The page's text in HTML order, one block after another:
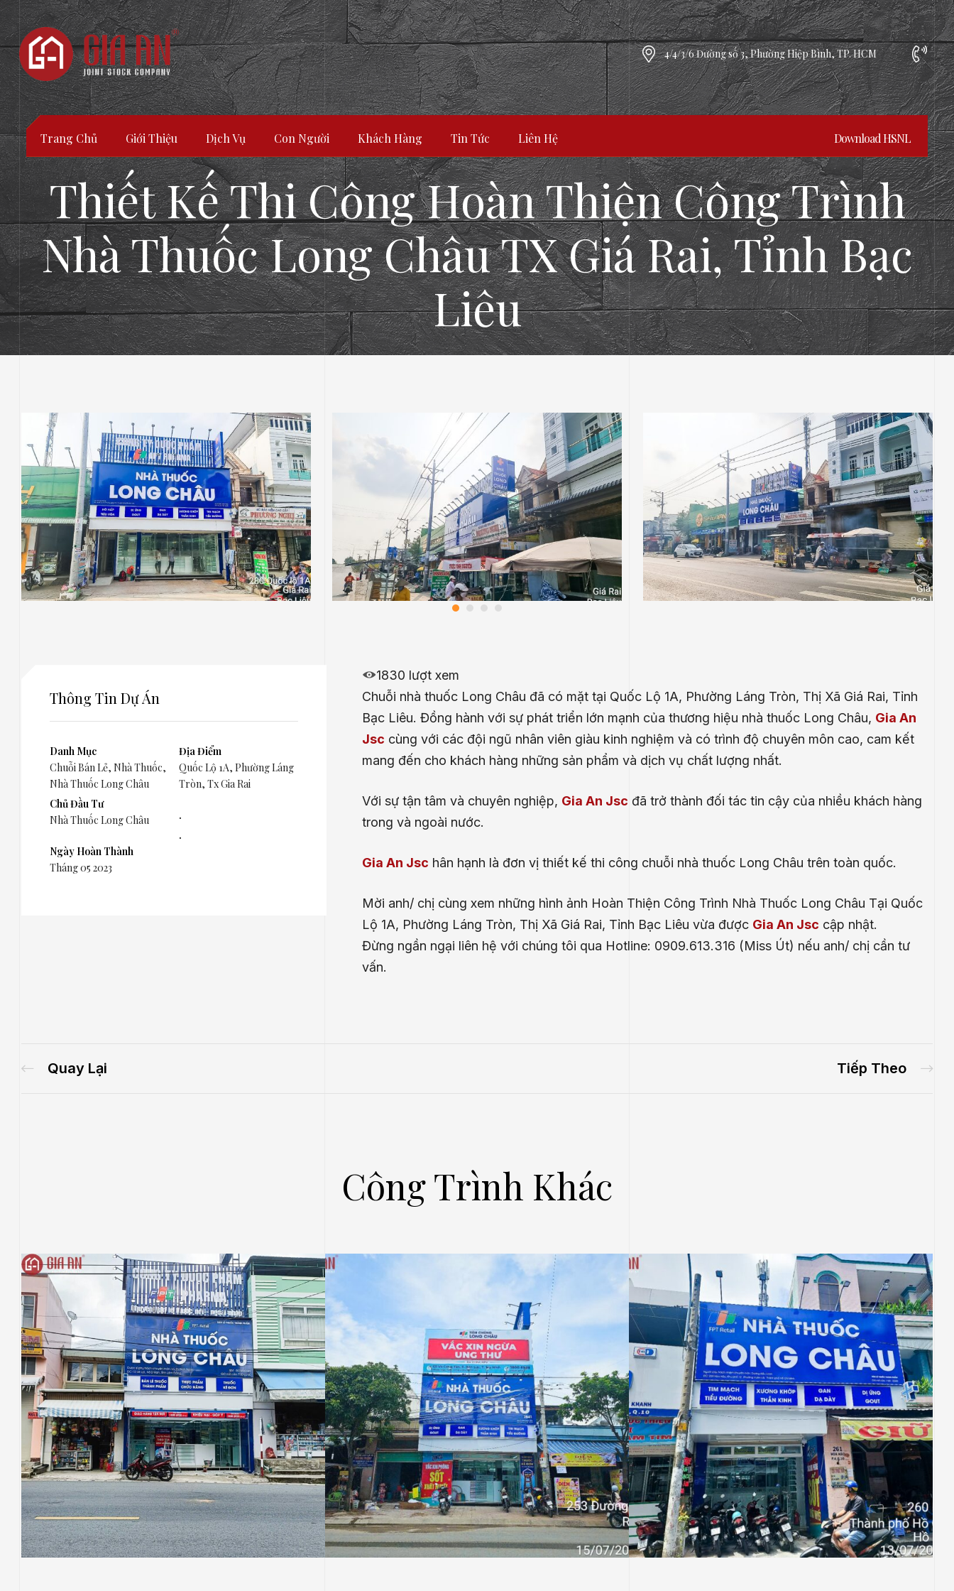
4/4/3/6 Đường số 3, Phường Hiệp Bình, TP. HCM
Trang Chủ Giới Thiệu Dịch Vụ Con Người Khách Hàng Tin Tức Liên Hệ Download HSNL
Thiết Kế Thi Công Hoàn Thiện Công Trình
Nhà Thuốc Long Châu TX Giá Rai, Tỉnh Bạc
Liêu
Thông Tin Dự Án
Danh Mục
Chuỗi Bán Lẻ, Nhà Thuốc,
Nhà Thuốc Long Châu
Chủ Đầu Tư
Nhà Thuốc Long Châu
Ngày Hoàn Thành
Tháng 05 2023
Địa Điểm
Quốc Lộ 1A, Phường Láng
Tròn, Tx Gia Rai
.
.
1830 lượt xem
Chuỗi nhà thuốc Long Châu đã có mặt tại Quốc Lộ 1A, Phường Láng Tròn, Thị Xã Giá Rai, Tỉnh
Bạc Liêu. Đồng hành với sự phát triển lớn mạnh của thương hiệu nhà thuốc Long Châu, Gia An
Jsc cùng với các đội ngũ nhân viên giàu kinh nghiệm và có trình độ chuyên môn cao, cam kết
mang đến cho khách hàng những sản phẩm và dịch vụ chất lượng nhất.
Với sự tận tâm và chuyên nghiệp, Gia An Jsc đã trở thành đối tác tin cậy của nhiều khách hàng
trong và ngoài nước.
Gia An Jsc hân hạnh là đơn vị thiết kế thi công chuỗi nhà thuốc Long Châu trên toàn quốc.
Mời anh/ chị cùng xem những hình ảnh Hoàn Thiện Công Trình Nhà Thuốc Long Châu Tại Quốc
Lộ 1A, Phường Láng Tròn, Thị Xã Giá Rai, Tỉnh Bạc Liêu vừa được Gia An Jsc cập nhật.
Đừng ngần ngại liên hệ với chúng tôi qua Hotline: 0909.613.316 (Miss Út) nếu anh/ chị cần tư
vấn.
Quay Lại Tiếp Theo
Công Trình Khác
NHÀ THUỐC LONG CHÂU
Thiết Kế Thi Công Công Trình Nhà Thuốc
NHÀ THUỐC LONG CHÂU
Thiết Kế Thi Công Công Trình Nhà Thuốc
NHÀ THUỐC LONG CHÂU
Thiết Kế Thi Công Công Trình Nhà Thuốc